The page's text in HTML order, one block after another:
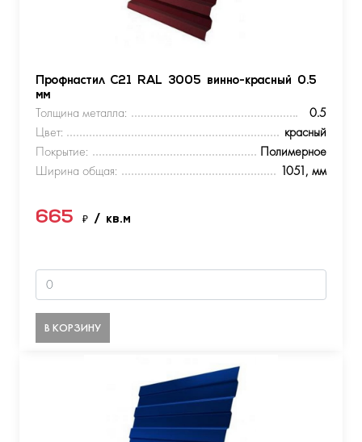
Профнастил С21 RAL 3005 винно-красный 0.5
мм
Толщина металла:
0.5
Цвет:
красный
Покрытие:
Полимерное
Ширина общая:
1051, мм
665 ₽ / кв.м
В КОРЗИНУ